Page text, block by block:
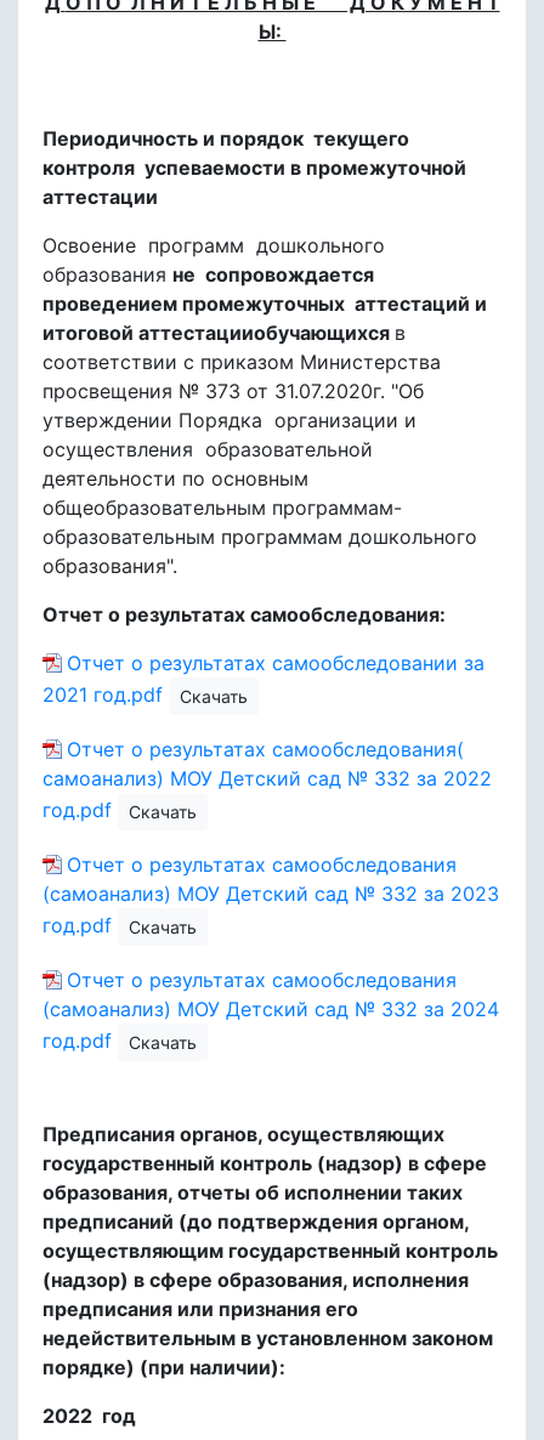
Ы:
Периодичность и порядок текущего
контроля успеваемости в промежуточной
аттестации
Освоение программ дошкольного
образования не сопровождается
проведением промежуточных аттестаций и
итоговой аттестацииобучающихся в
соответствии с приказом Министерства
просвещения № 373 от 31.07.2020г. "Об
утверждении Порядка организации и
осуществления образовательной
деятельности по основным
общеобразовательным программам-
образовательным программам дошкольного
образования".
Отчет о результатах самообследования:
Отчет о результатах самообследовании за
2021 год.pdf
Скачать
Отчет о результатах самообследования(
самоанализ) МОУ Детский сад № 332 за 2022
год.pdf
Скачать
Отчет о результатах самообследования
(самоанализ) МОУ Детский сад № 332 за 2023
год.pdf
Скачать
Отчет о результатах самообследования
(самоанализ) МОУ Детский сад № 332 за 2024
год.pdf
Скачать
Предписания органов, осуществляющих
государственный контроль (надзор) в сфере
образования, отчеты об исполнении таких
предписаний (до подтверждения органом,
осуществляющим государственный контроль
(надзор) в сфере образования, исполнения
предписания или признания его
недействительным в установленном законом
порядке) (при наличии):
2022 год